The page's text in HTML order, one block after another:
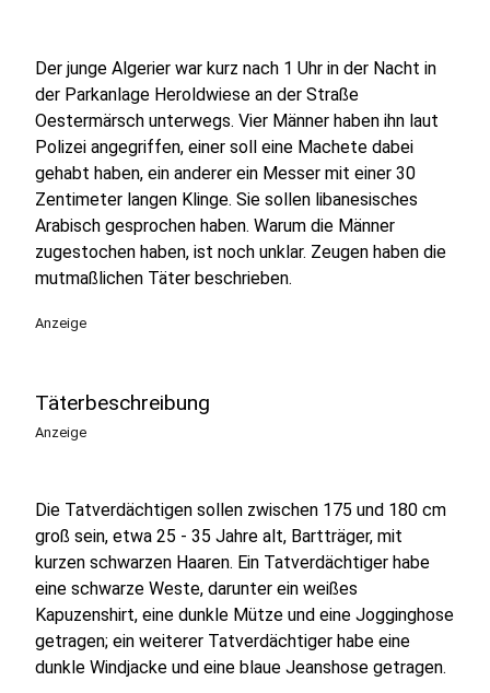
Der junge Algerier war kurz nach 1 Uhr in der Nacht in
der Parkanlage Heroldwiese an der Straße
Oestermärsch unterwegs. Vier Männer haben ihn laut
Polizei angegriffen, einer soll eine Machete dabei
gehabt haben, ein anderer ein Messer mit einer 30
Zentimeter langen Klinge. Sie sollen libanesisches
Arabisch gesprochen haben. Warum die Männer
zugestochen haben, ist noch unklar. Zeugen haben die
mutmaßlichen Täter beschrieben.
Anzeige
Täterbeschreibung
Anzeige
Die Tatverdächtigen sollen zwischen 175 und 180 cm
groß sein, etwa 25 - 35 Jahre alt, Bartträger, mit
kurzen schwarzen Haaren. Ein Tatverdächtiger habe
eine schwarze Weste, darunter ein weißes
Kapuzenshirt, eine dunkle Mütze und eine Jogginghose
getragen; ein weiterer Tatverdächtiger habe eine
dunkle Windjacke und eine blaue Jeanshose getragen.